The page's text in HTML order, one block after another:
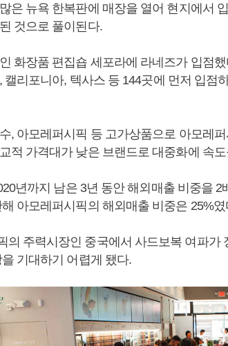
은 뉴욕 한복판에 매장을 열어 현지에서
것으로 풀이된다.
화장품 편집숍 세포라에 라네즈가 입점
캘리포니아, 텍사스 등 144곳에 먼저 입점
, 아모레퍼시픽 등 고가상품으로 아모레
적 가격대가 낮은 브랜드로 대중화에 속
년까지 남은 3년 동안 해외매출 비중을
아모레퍼시픽의 해외매출 비중은 25%였
의 주력시장인 중국에서 사드보복 여파가
기대하기 어렵게 됐다.